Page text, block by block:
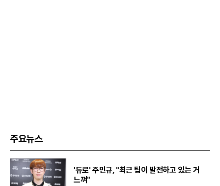
주요뉴스
'듀로' 주민규, "최근 팀이 발전하고 있는 거
느껴"